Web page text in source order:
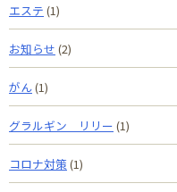
エステ (1)
お知らせ (2)
がん(1)
グラルギン リリー (1)
コロナ対策 (1)